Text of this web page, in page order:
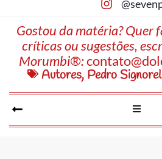
Gostou da matéria? Quer
críticas ou sugestões,
Morumbi®:
Autores, Pedro